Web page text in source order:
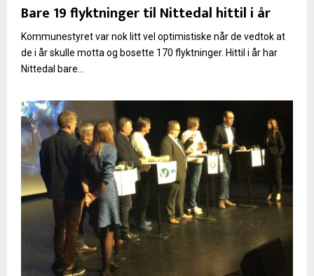
Bare 19 flyktninger til Nittedal hittil i år
Kommunestyret var nok litt vel optimistiske når de vedtok at
de i år skulle motta og bosette 170 flyktninger. Hittil i år har
Nittedal bare...